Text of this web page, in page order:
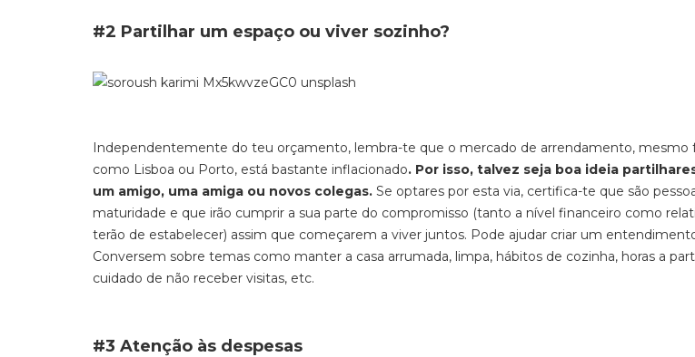
#2 Partilhar um espaço ou viver sozinho?
Independentemente do teu orçamento, lembra-te que o mercado de arrendamento, mesmo
como Lisboa ou Porto, está bastante inflacionado. Por isso, talvez seja boa ideia
um amigo, uma amiga ou novos colegas. Se optares por esta via, certifica-te que são
maturidade e que irão cumprir a sua parte do compromisso (tanto a nível financeiro como
terão de estabelecer) assim que começarem a viver juntos. Pode ajudar criar um
Conversem sobre temas como manter a casa arrumada, limpa, hábitos de cozinha, horas a
cuidado de não receber visitas, etc.
#3 Atenção às despesas